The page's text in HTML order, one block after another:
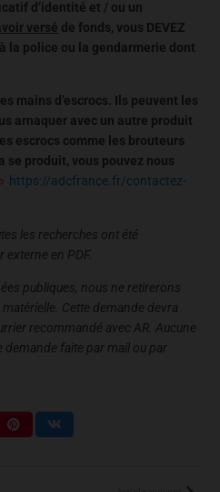
d’identité et / ou un
versé de fonds, vous DEVEZ
à la police ou la gendarmerie dont
mains d’escrocs. Ils peuvent les
arnaquer avec un autre produit
escrocs comme les brouteurs
se produit, vous pouvez nous
https://adcfrance.fr/contactez-
les recherches ont été
externe en PDF.
publiques, nous ne retirerons
Cette demande devra
recommandé avec AR. Aucune
demande faite par mail ou par